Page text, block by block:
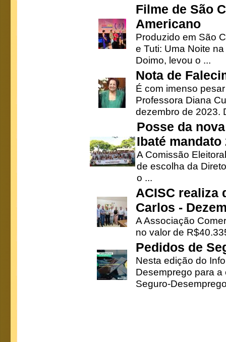
Filme de São
Americano
Produzido em São
e Tuti: Uma Noite
Doimo, levou o ...
Nota de
É com imenso
Professora Diana
dezembro de 2023.
Posse da
Ibaté mandato
A Comissão
de escolha da
o ...
ACISC realiza
Carlos -
A Associação
no valor de
Pedidos de
Nesta edição do
Desemprego para
Seguro-